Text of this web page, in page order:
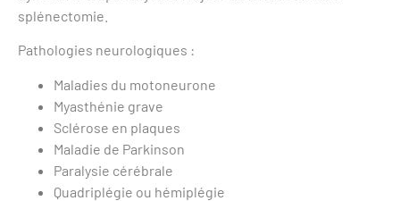
splénectomie.
Pathologies neurologiques :
Maladies du motoneurone
Myasthénie grave
Sclérose en plaques
Maladie de Parkinson
Paralysie cérébrale
Quadriplégie ou hémiplégie